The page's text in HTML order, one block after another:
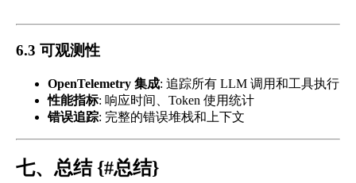
6.3 可观测性
OpenTelemetry 集成: 追踪所有 LLM 调用和工具执行
性能指标: 响应时间、Token 使用统计
错误追踪: 完整的错误堆栈和上下文
七、总结 {#总结}